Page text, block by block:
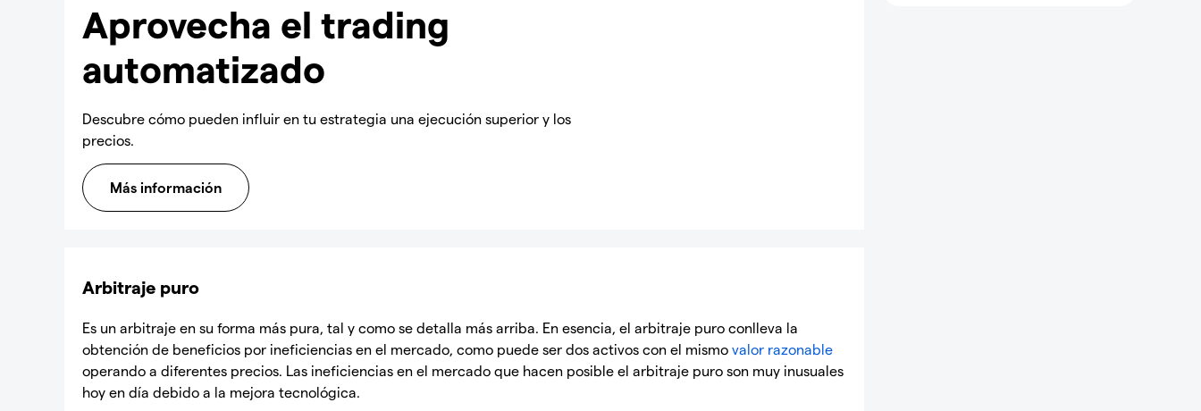
Aprovecha el trading
automatizado
Descubre cómo pueden influir en tu estrategia una ejecución superior y los
precios.
Más información
Arbitraje puro
Es un arbitraje en su forma más pura, tal y como se detalla más arriba. En esencia, el arbitraje puro conlleva la
obtención de beneficios por ineficiencias en el mercado, como puede ser dos activos con el mismo valor razonable
operando a diferentes precios. Las ineficiencias en el mercado que hacen posible el arbitraje puro son muy inusuales
hoy en día debido a la mejora tecnológica.